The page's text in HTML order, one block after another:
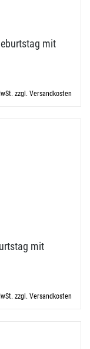
mit
zzgl. Versandkosten
mit
zzgl. Versandkosten